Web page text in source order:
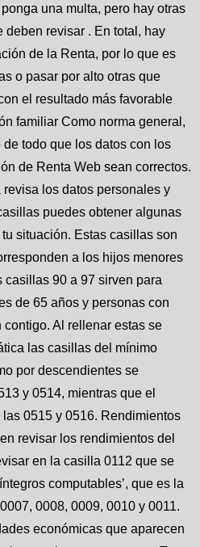
una multa, pero hay otras
revisar . En total, hay
de la Renta, por lo que es
o pasar por alto otras que
el resultado más favorable
familiar Como norma general,
todo que los datos con los
de Renta Web sean correctos.
los datos personales y
puedes obtener algunas
situación. Estas casillas son
a los hijos menores
casillas 90 a 97 sirven para
de 65 años y personas con
Al rellenar estas se
las casillas del mínimo
por descendientes se
y 0514, mientras que el
0515 y 0516. Rendimientos
revisar los rendimientos del
en la casilla 0112 que se
computables’, que es la
0008, 0009, 0010 y 0011.
económicas que aparecen